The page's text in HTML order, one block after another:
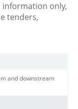
information only,
tenders,
and downstream